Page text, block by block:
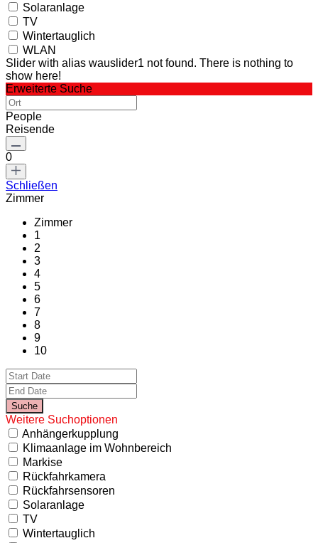
Solaranlage
TV
Wintertauglich
WLAN
Slider with alias wauslider1 not found. There is nothing to
show here!
Erweiterte Suche
People
Reisende
0
Schließen
Zimmer
Zimmer
1
2
3
4
5
6
7
8
9
10
Weitere Suchoptionen
Anhängerkupplung
Klimaanlage im Wohnbereich
Markise
Rückfahrkamera
Rückfahrsensoren
Solaranlage
TV
Wintertauglich